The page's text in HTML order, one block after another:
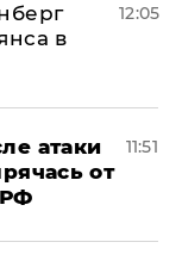
в
12:05
атаки
от
РФ
11:51